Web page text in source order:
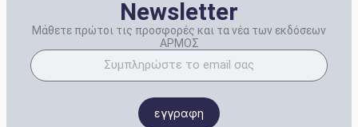
Newsletter
Μάθετε πρώτοι τις προσφορές και τα νέα των εκδόσεων
ΑΡΜΟΣ
εγγραφη